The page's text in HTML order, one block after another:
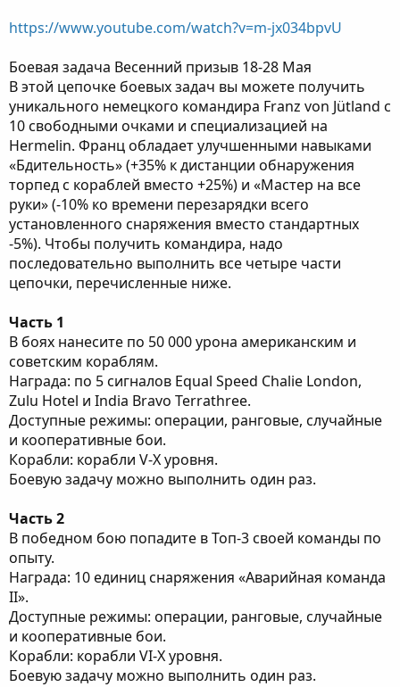
https://www.youtube.com/watch?v=m-jx034bpvU
Боевая задача Весенний призыв 18-28 Мая
В этой цепочке боевых задач вы можете получить
уникального немецкого командира Franz von Jütland c
10 свободными очками и специализацией на
Hermelin. Франц обладает улучшенными навыками
«Бдительность» (+35% к дистанции обнаружения
торпед с кораблей вместо +25%) и «Мастер на все
руки» (-10% ко времени перезарядки всего
установленного снаряжения вместо стандартных
-5%). Чтобы получить командира, надо
последовательно выполнить все четыре части
цепочки, перечисленные ниже.
Часть 1
В боях нанесите по 50 000 урона американским и
советским кораблям.
Награда: по 5 сигналов Equal Speed Chalie London,
Zulu Hotel и India Bravo Terrathree.
Доступные режимы: операции, ранговые, случайные
и кооперативные бои.
Корабли: корабли V-X уровня.
Боевую задачу можно выполнить один раз.
Часть 2
В победном бою попадите в Топ-3 своей команды по
опыту.
Награда: 10 единиц снаряжения «Аварийная команда
II».
Доступные режимы: операции, ранговые, случайные
и кооперативные бои.
Корабли: корабли VI-X уровня.
Боевую задачу можно выполнить один раз.